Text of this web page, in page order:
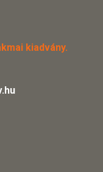
kiadvány.